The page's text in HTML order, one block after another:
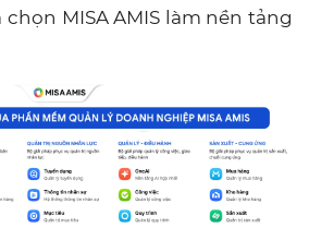
MISA AMIS làm nền tảng